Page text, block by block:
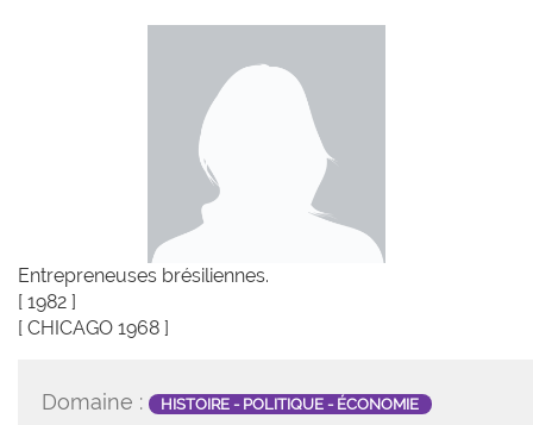
Entrepreneuses brésiliennes.
[ 1982 ]
[ CHICAGO 1968 ]
Domaine : HISTOIRE - POLITIQUE - ÉCONOMIE